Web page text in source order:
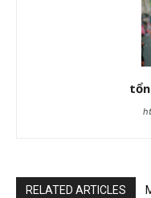
RELATED ARTICLES